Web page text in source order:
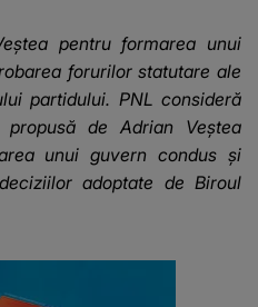
că..."pentru formarea unui
forurilor statutare ale
partidului. PNL consideră
de Adrian Veştea
unui guvern condus şi
adoptate de Biroul